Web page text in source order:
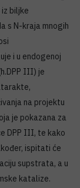
biljke
s N-kraja mnogih
i u endogenoj
III) je
na projektu
je pokazana za
DPP III, te kako
ispitati će
supstrata, a u
katalize.